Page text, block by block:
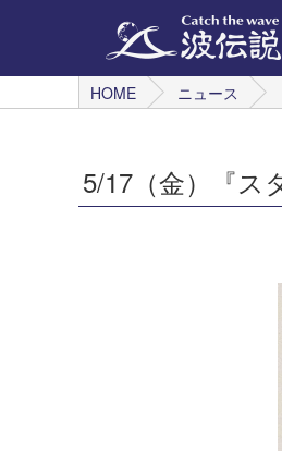
HOME
ニュース
5/17（金）『ス